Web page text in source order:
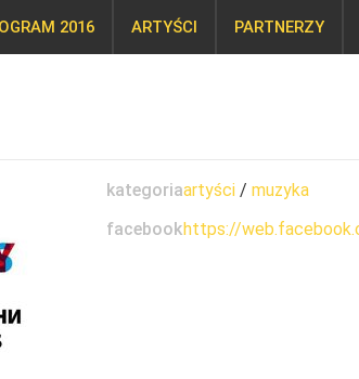
2016 ARTYŚCI PARTNERZY
kategoriaartyści / muzyka
facebookhttps://